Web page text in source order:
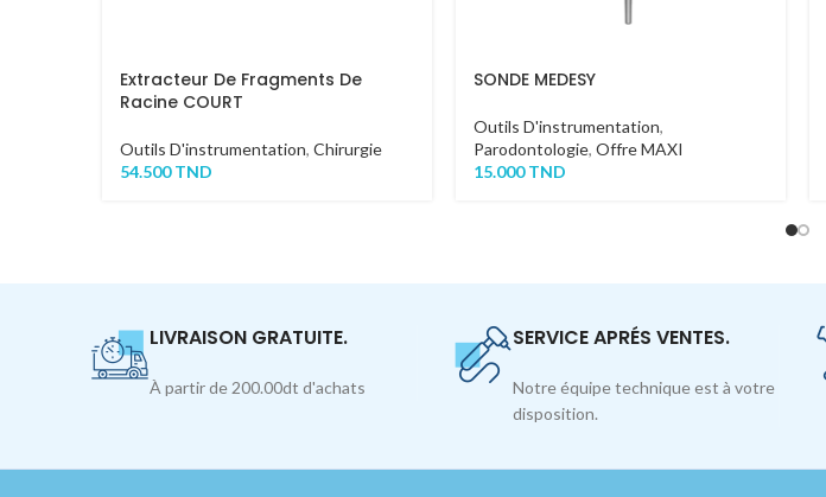
Extracteur De Fragments De
Racine COURT
Outils D'instrumentation, Chirurgie
54.500TND
SONDE MEDESY
Outils D'instrumentation,
Parodontologie, Offre MAXI
15.000TND
LIVRAISON GRATUITE.
À partir de 200.00dt d'achats
SERVICE APRÉS VENTES.
Notre équipe technique est à votre
disposition.